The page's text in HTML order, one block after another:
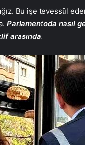
Bu işe tevessül
Parlamentoda nasıl
arasında.